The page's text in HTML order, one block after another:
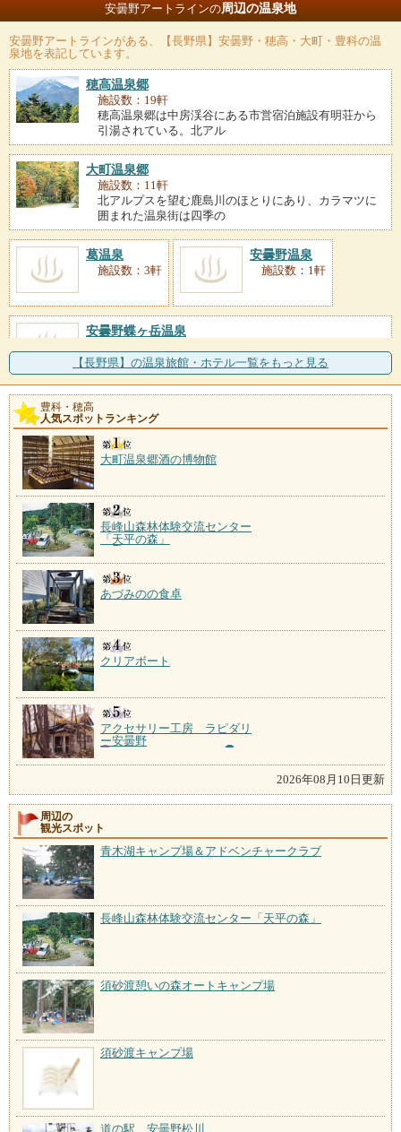
安曇野アートラインの周辺の温泉地
安曇野アートラインがある、【長野県】安曇野・穂高・大町・豊科の温
泉地を表記しています。
穂高温泉郷
施設数：19軒
穂高温泉郷は中房渓谷にある市営宿泊施設有明荘から
引湯されている。北アル
大町温泉郷
施設数：11軒
北アルプスを望む鹿島川のほとりにあり、カラマツに
囲まれた温泉街は四季の
葛温泉
施設数：3軒
安曇野温泉
施設数：1軒
安曇野蝶ヶ岳温泉
北アルプス常念岳を望み、鳥川渓谷緑地沿いに佇む自
然に囲まれた温泉。
【長野県】の温泉旅館・ホテル一覧をもっと見る
豊科・穂高
人気スポットランキング
大町温泉郷酒の博物館
長峰山森林体験交流センター
「天平の森」
あづみのの食卓
クリアボート
アクセサリー工房 ラピダリ
ー安曇野
2026年08月10日更新
周辺の
観光スポット
青木湖キャンプ場＆アドベンチャークラブ
長峰山森林体験交流センター「天平の森」
須砂渡憩いの森オートキャンプ場
須砂渡キャンプ場
道の駅 安曇野松川